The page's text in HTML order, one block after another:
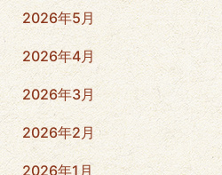
2026年5月
2026年4月
2026年3月
2026年2月
2026年1月